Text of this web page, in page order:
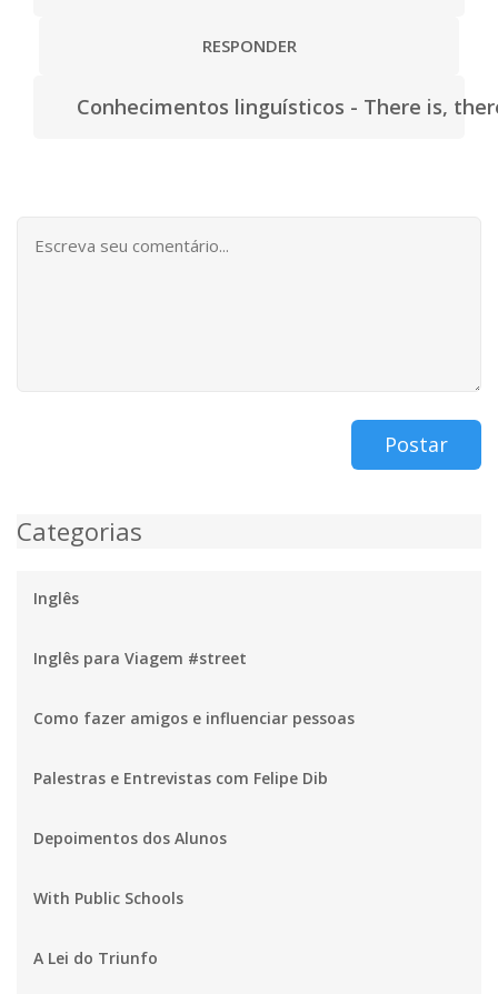
RESPONDER
Conhecimentos linguísticos - There is,
Postar
Categorias
Inglês
Inglês para Viagem #street
Como fazer amigos e influenciar pessoas
Palestras e Entrevistas com Felipe Dib
Depoimentos dos Alunos
With Public Schools
A Lei do Triunfo